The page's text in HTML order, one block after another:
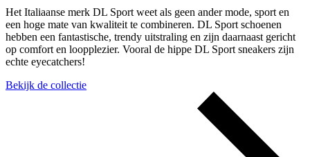
Het Italiaanse merk DL Sport weet als geen ander mode, sport en
een hoge mate van kwaliteit te combineren. DL Sport schoenen
hebben een fantastische, trendy uitstraling en zijn daarnaast gericht
op comfort en loopplezier. Vooral de hippe DL Sport sneakers zijn
echte eyecatchers!
Bekijk de collectie